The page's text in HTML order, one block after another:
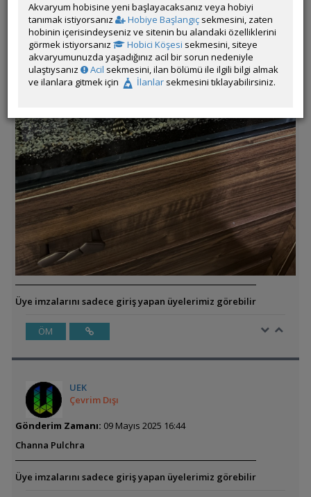
Üye imzalarını sadece giriş yapan üyelerimiz görebilir
ÖM
UEK
Çevrim Dışı
Gönderim Zamanı: 09 Mayıs 2025 16:44
Channa Pulchra
Üye imzalarını sadece giriş yapan üyelerimiz görebilir
Akvaryum hobisine yeni başlayacaksanız veya hobiyi
tanımak istiyorsanız
Hobiye Başlangıç sekmesini, zaten
hobinin içerisindeyseniz ve sitenin bu alandaki özelliklerini
görmek istiyorsanız
Hobici Köşesi sekmesini, siteye
akvaryumunuzda yaşadığınız acil bir sorun nedeniyle
ulaştıysanız
Acil sekmesini, ilan bölümü ile ilgili bilgi almak
ve ilanlara gitmek için
İlanlar sekmesini tıklayabilirsiniz.